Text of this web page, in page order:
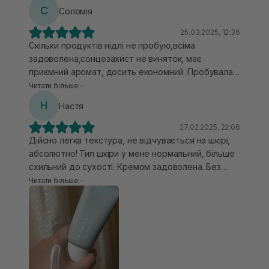
С Соломія
25.03.2025, 12:36
Скільки продуктів нідлі не пробую,всіма
задоволена,сонцезахист не виняток, має
приємний аромат, досить економний. Пробувала
досить багато сонцезахистів, цей один з кращих,
підійде для сухої шкіри, в мене комбі шкіра ,то
було не значне відчуття його на обличчі при
нанесенні, я люблю більш легкі текстури,проте не
можу сказати, що це значний недолік
Читати більше
Н Настя
27.02.2025, 22:06
Дійсно легка текстура, не відчувається на шкірі,
абсолютно! Тип шкіри у мене нормальний, більше
схильний до сухості. Кремом задоволена. Без
поняття чому відтягувала з покупкою спф. Не
знаю, чи через користування спф, але плямки
червоні, які у мене на щоках можуть бути, стали
менш помітними.
Читати більше